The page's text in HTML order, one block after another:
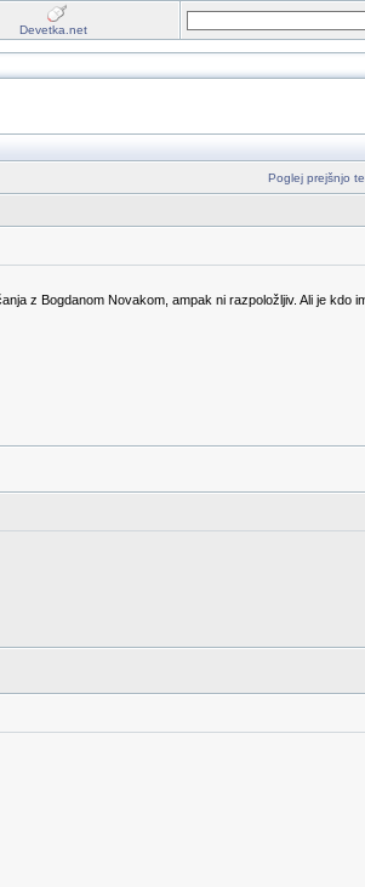
Devetka.net
Poglej prejšnjo
z Bogdanom Novakom, ampak ni razpoložljiv. Ali je kdo